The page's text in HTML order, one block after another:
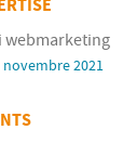
webmarketing
novembre 2021